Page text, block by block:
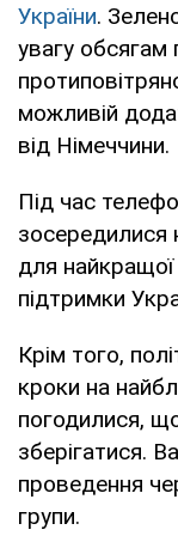
України.
увагу обсягам
можливій
від Німеччини.
Під час
зосередилися
для найкращої
підтримки
Крім того,
кроки на
погодилися,
зберігатися.
проведення
групи.